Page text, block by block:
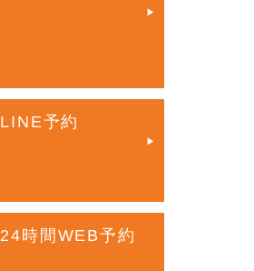
LINE予約
24時間WEB予約